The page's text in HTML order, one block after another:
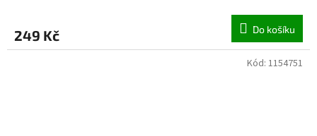
249 Kč Do košíku
Kód: 1154751